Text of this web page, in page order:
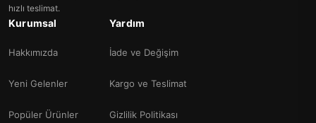
hızlı teslimat.
Kurumsal
Hakkımızda
Yeni Gelenler
Popüler Ürünler
Yardım
İade ve Değişim
Kargo ve Teslimat
Gizlilik Politikası